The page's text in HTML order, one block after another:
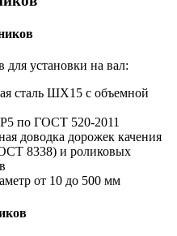
установки на вал:
сталь ШХ15 с объемной
по ГОСТ 520-2011
доводка дорожек качения
8338) и роликовых
от 10 до 500 мм